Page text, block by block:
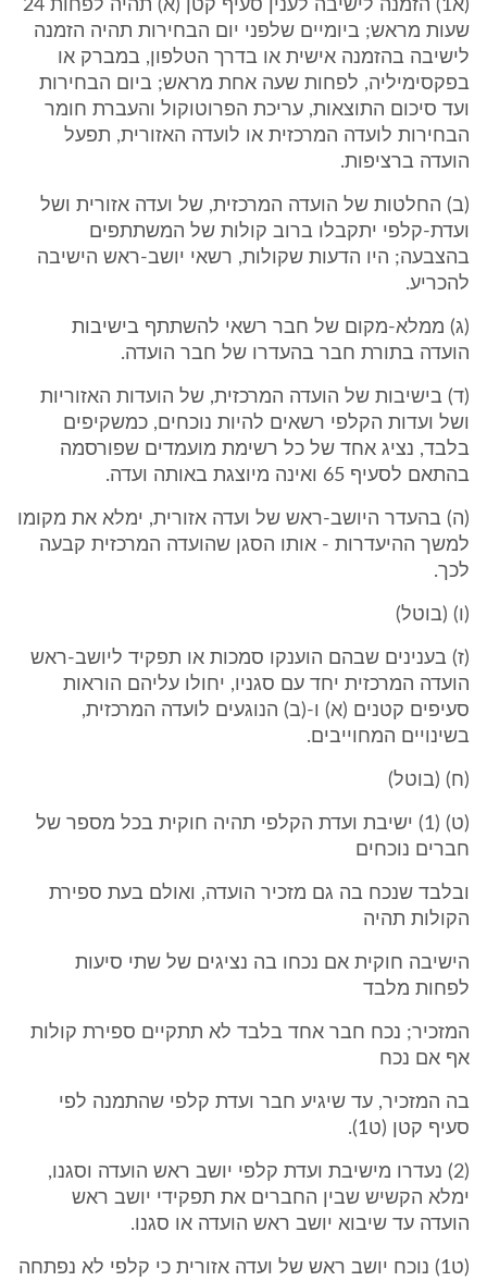
(א1) הזמנה לישיבה לענין סעיף קטן (א) תהיה לפחות 24
שעות מראש; ביומיים שלפני יום הבחירות תהיה הזמנה
לישיבה בהזמנה אישית או בדרך הטלפון, במברק או
בפקסימיליה, לפחות שעה אחת מראש; ביום הבחירות
ועד סיכום התוצאות, עריכת הפרוטוקול והעברת חומר
הבחירות לועדה המרכזית או לועדה האזורית, תפעל
הועדה ברציפות.
(ב) החלטות של הועדה המרכזית, של ועדה אזורית ושל
ועדת-קלפי יתקבלו ברוב קולות של המשתתפים
בהצבעה; היו הדעות שקולות, רשאי יושב-ראש הישיבה
להכריע.
(ג) ממלא-מקום של חבר רשאי להשתתף בישיבות
הועדה בתורת חבר בהעדרו של חבר הועדה.
(ד) בישיבות של הועדה המרכזית, של הועדות האזוריות
ושל ועדות הקלפי רשאים להיות נוכחים, כמשקיפים
בלבד, נציג אחד של כל רשימת מועמדים שפורסמה
בהתאם לסעיף 65 ואינה מיוצגת באותה ועדה.
(ה) בהעדר היושב-ראש של ועדה אזורית, ימלא את מקומו
למשך ההיעדרות - אותו הסגן שהועדה המרכזית קבעה
לכך.
(ו) (בוטל)
(ז) בענינים שבהם הוענקו סמכות או תפקיד ליושב-ראש
הועדה המרכזית יחד עם סגניו, יחולו עליהם הוראות
סעיפים קטנים (א) ו-(ב) הנוגעים לועדה המרכזית,
בשינויים המחוייבים.
(ח) (בוטל)
(ט) (1) ישיבת ועדת הקלפי תהיה חוקית בכל מספר של
חברים נוכחים
ובלבד שנכח בה גם מזכיר הועדה, ואולם בעת ספירת
הקולות תהיה
הישיבה חוקית אם נכחו בה נציגים של שתי סיעות
לפחות מלבד
המזכיר; נכח חבר אחד בלבד לא תתקיים ספירת קולות
אף אם נכח
בה המזכיר, עד שיגיע חבר ועדת קלפי שהתמנה לפי
סעיף קטן (ט1).
(2) נעדרו מישיבת ועדת קלפי יושב ראש הועדה וסגנו,
ימלא הקשיש שבין החברים את תפקידי יושב ראש
הועדה עד שיבוא יושב ראש הועדה או סגנו.
(ט1) נוכח יושב ראש של ועדה אזורית כי קלפי לא נפתחה